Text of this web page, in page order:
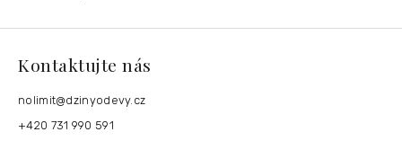
Kontaktujte nás
nolimit@dzinyodevy.cz
+420 731 990 591